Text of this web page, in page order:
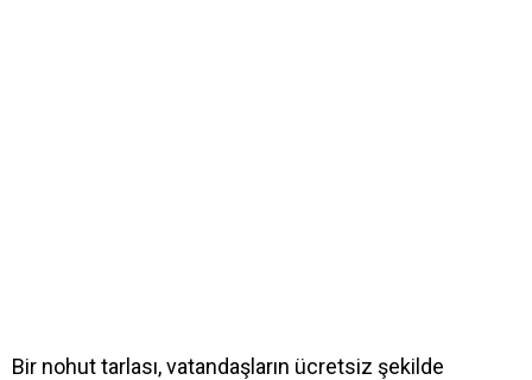
Bir nohut tarlası, vatandaşların ücretsiz şekilde